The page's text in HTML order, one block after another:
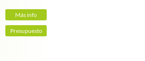
Más info
Presupuesto